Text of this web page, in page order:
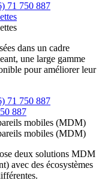
71 750 887
dans un cadre
une large gamme
pour améliorer leur
71 750 887
887
mobiles (MDM)
mobiles (MDM)
deux solutions MDM
avec des écosystèmes